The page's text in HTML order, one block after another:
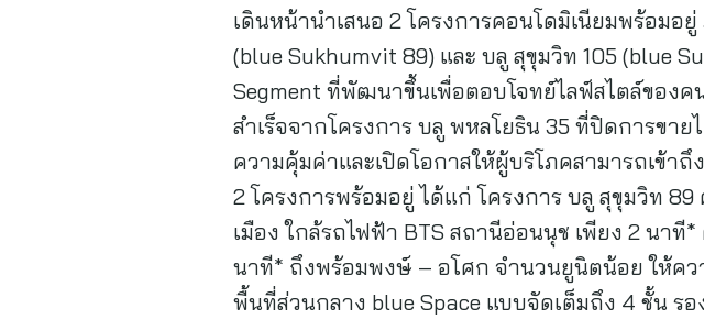
เดินหน้านำเสนอ 2 โครงการคอนโดมิเนียมพร้อมอ
(blue Sukhumvit 89) และ บลู สุขุมวิท 105 (blue
Segment ที่พัฒนาขึ้นเพื่อตอบโจทย์ไลฟ์สไตล์ของ
สำเร็จจากโครงการ บลู พหลโยธิน 35 ที่ปิดการข
ความคุ้มค่าและเปิดโอกาสให้ผู้บริโภคสามารถเข้
2 โครงการพร้อมอยู่ ได้แก่ โครงการ บลู สุขุมวิท
เมือง ใกล้รถไฟฟ้า BTS สถานีอ่อนนุช เพียง 2 นาที
นาที* ถึงพร้อมพงษ์ – อโศก จำนวนยูนิตน้อย ให้ค
พื้นที่ส่วนกลาง blue Space แบบจัดเต็มถึง 4 ชั้น ร